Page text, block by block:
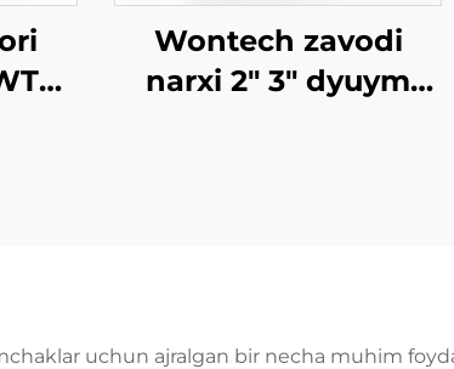
Wontech zavodi
narxi 2" 3" dyuym
uchun ajralgan bir necha muhim